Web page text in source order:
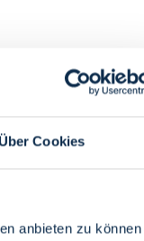
Über Cookies
anbieten zu können